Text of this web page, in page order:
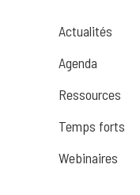
Actualités
Agenda
Ressources
Temps forts
Webinaires